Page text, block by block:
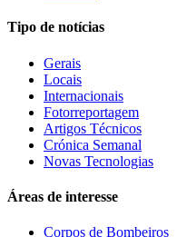
Tipo de notícias
Gerais
Locais
Internacionais
Fotorreportagem
Artigos Técnicos
Crónica Semanal
Novas Tecnologias
Áreas de interesse
Corpos de Bombeiros